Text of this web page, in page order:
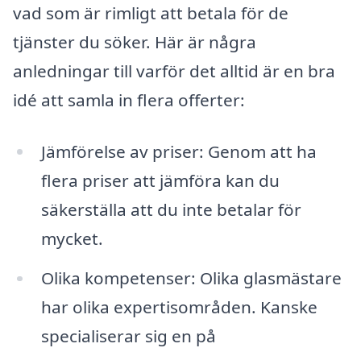
vad som är rimligt att betala för de
tjänster du söker. Här är några
anledningar till varför det alltid är en bra
idé att samla in flera offerter:
Jämförelse av priser: Genom att ha
flera priser att jämföra kan du
säkerställa att du inte betalar för
mycket.
Olika kompetenser: Olika glasmästare
har olika expertisområden. Kanske
specialiserar sig en på